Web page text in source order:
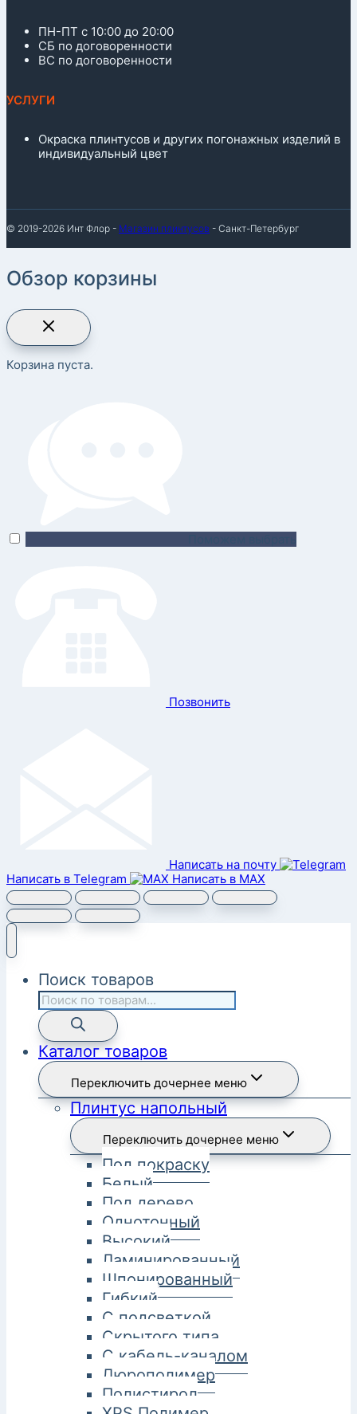
ПН-ПТ с 10:00 до 20:00
СБ по договоренности
ВС по договоренности
УСЛУГИ
Окраска плинтусов и других погонажных изделий в
индивидуальный цвет
© 2019-2026 Инт Флор - Магазин плинтусов - Санкт-Петербург
Обзор корзины
Корзина пуста.
Позвонить
Написать на почту
Написать в Telegram
Написать в MAX
Поиск товаров
Каталог товаров
Переключить дочернее меню
Плинтус напольный
Переключить дочернее меню
Под покраску
Белый
Под дерево
Однотонный
Высокий
Ламинированный
Шпонированный
Гибкий
С подсветкой
Скрытого типа
С кабель-каналом
Дюрополимер
Полистирол